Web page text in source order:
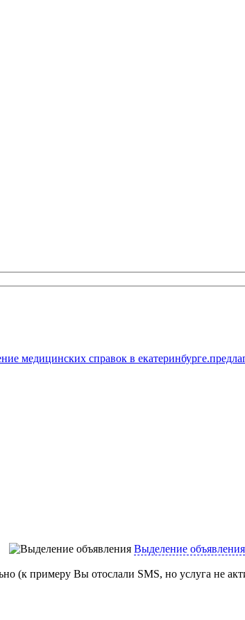
Выделение объявления
(к примеру Вы отослали SMS, но услуга не